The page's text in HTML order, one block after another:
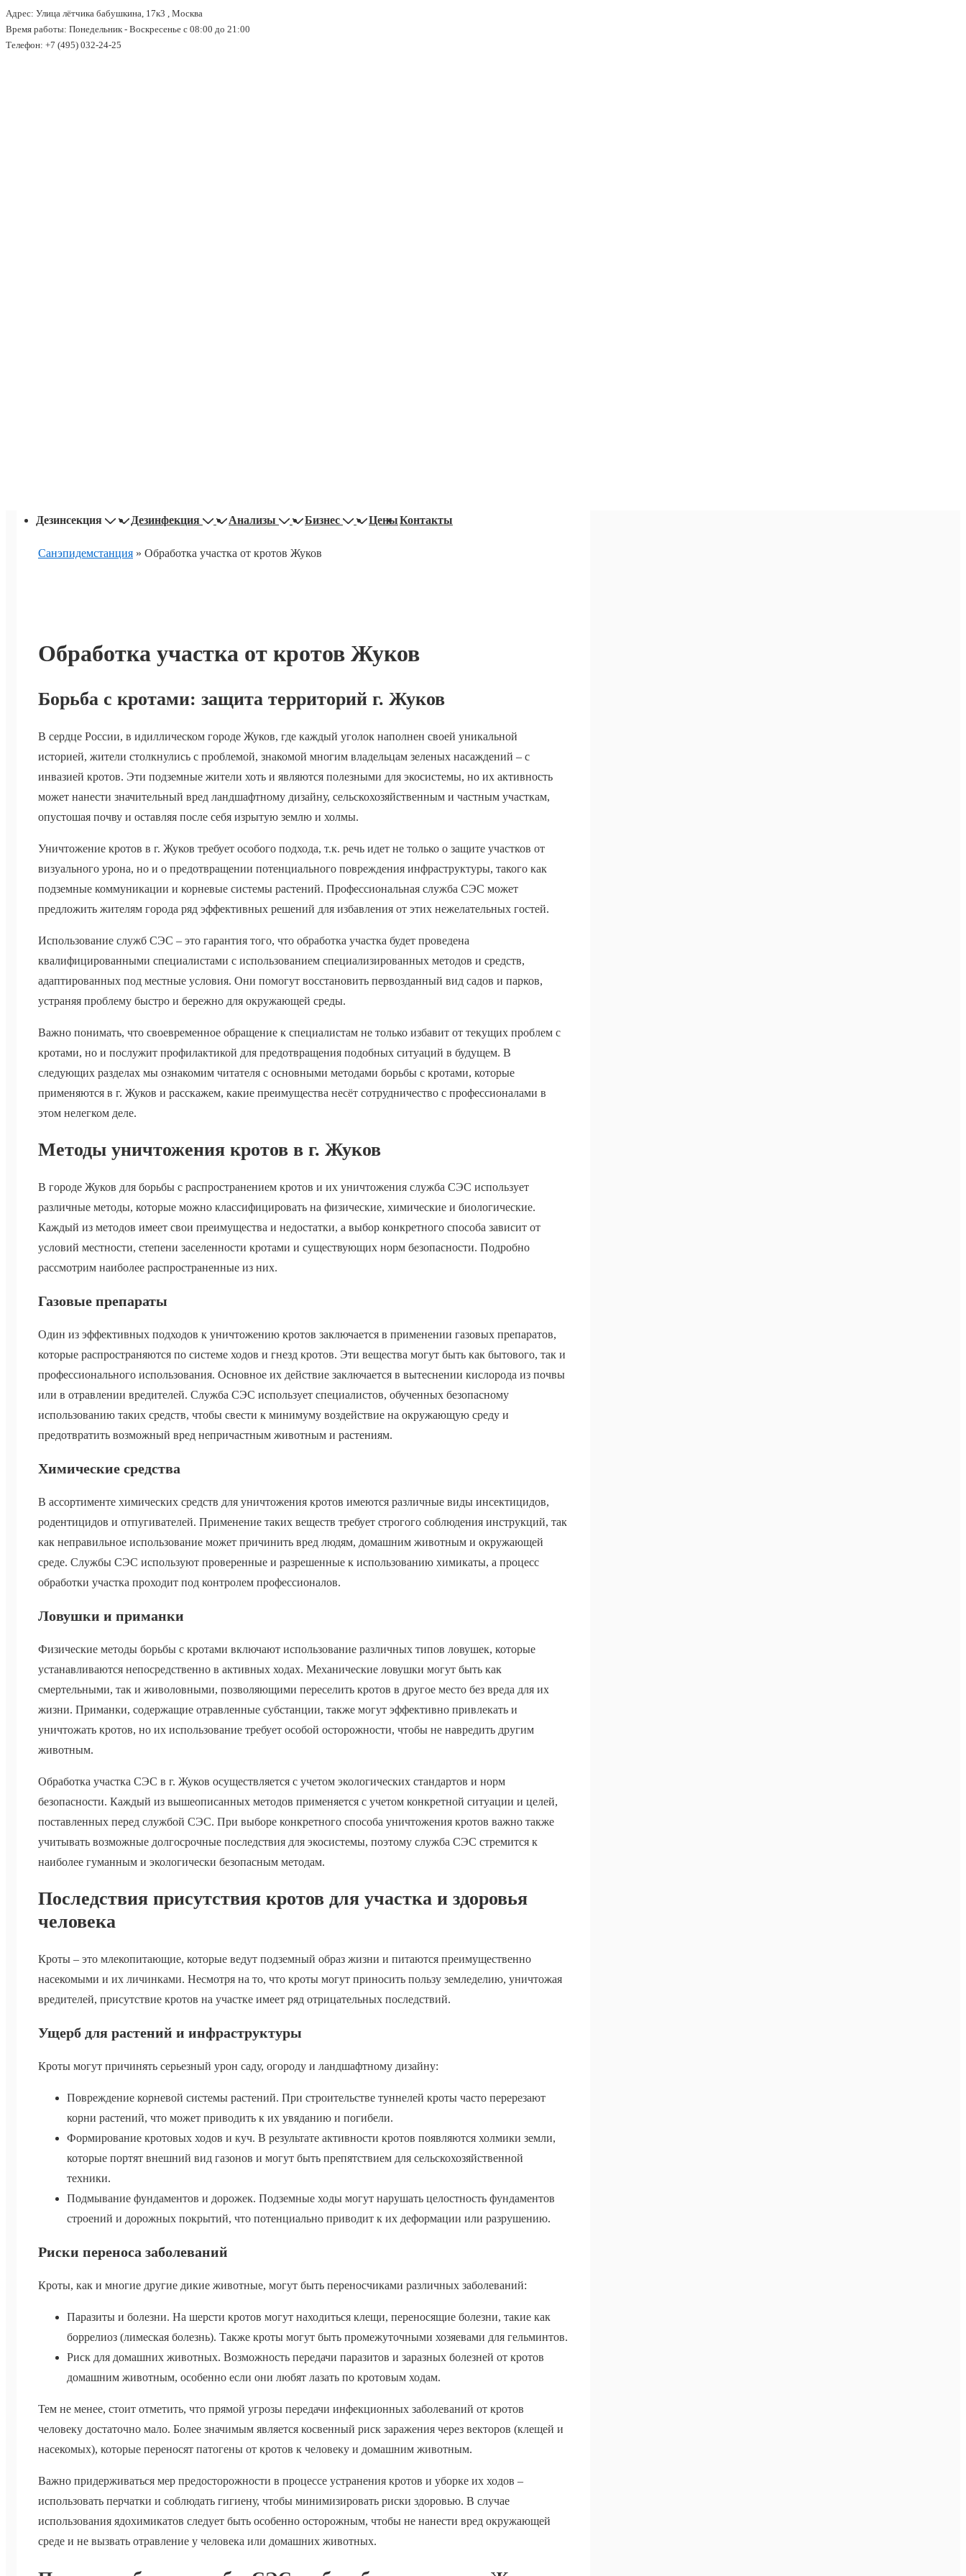
↓
Перейти
Адрес: Улица лётчика бабушкина, 17к3 , Москва
Время работы: Понедельник - Воскресенье с 08:00 до 21:00
Телефон: +7 (495) 032-24-25
ОсновнаяДезинсекция Дезинфекция Анализы Бизнес ЦеныКонтакты
Санэпидемстанция » Обработка участка от кротов Жуков
Обработка участка от кротов Жуков
Борьба с кротами: защита территорий г. Жуков
В сердце России, в идиллическом городе Жуков, где каждый уголок наполнен своей уникальной
историей, жители столкнулись с проблемой, знакомой многим владельцам зеленых насаждений – с
инвазией кротов. Эти подземные жители хоть и являются полезными для экосистемы, но их активность
может нанести значительный вред ландшафтному дизайну, сельскохозяйственным и частным участкам,
опустошая почву и оставляя после себя изрытую землю и холмы.
Уничтожение кротов в г. Жуков требует особого подхода, т.к. речь идет не только о защите участков от
визуального урона, но и о предотвращении потенциального повреждения инфраструктуры, такого как
подземные коммуникации и корневые системы растений. Профессиональная служба СЭС может
предложить жителям города ряд эффективных решений для избавления от этих нежелательных гостей.
Использование служб СЭС – это гарантия того, что обработка участка будет проведена
квалифицированными специалистами с использованием специализированных методов и средств,
адаптированных под местные условия. Они помогут восстановить первозданный вид садов и парков,
устраняя проблему быстро и бережно для окружающей среды.
Важно понимать, что своевременное обращение к специалистам не только избавит от текущих проблем с
кротами, но и послужит профилактикой для предотвращения подобных ситуаций в будущем. В
следующих разделах мы ознакомим читателя с основными методами борьбы с кротами, которые
применяются в г. Жуков и расскажем, какие преимущества несёт сотрудничество с профессионалами в
этом нелегком деле.
Методы уничтожения кротов в г. Жуков
В городе Жуков для борьбы с распространением кротов и их уничтожения служба СЭС использует
различные методы, которые можно классифицировать на физические, химические и биологические.
Каждый из методов имеет свои преимущества и недостатки, а выбор конкретного способа зависит от
условий местности, степени заселенности кротами и существующих норм безопасности. Подробно
рассмотрим наиболее распространенные из них.
Газовые препараты
Один из эффективных подходов к уничтожению кротов заключается в применении газовых препаратов,
которые распространяются по системе ходов и гнезд кротов. Эти вещества могут быть как бытового, так и
профессионального использования. Основное их действие заключается в вытеснении кислорода из почвы
или в отравлении вредителей. Служба СЭС использует специалистов, обученных безопасному
использованию таких средств, чтобы свести к минимуму воздействие на окружающую среду и
предотвратить возможный вред непричастным животным и растениям.
Химические средства
В ассортименте химических средств для уничтожения кротов имеются различные виды инсектицидов,
родентицидов и отпугивателей. Применение таких веществ требует строгого соблюдения инструкций, так
как неправильное использование может причинить вред людям, домашним животным и окружающей
среде. Службы СЭС используют проверенные и разрешенные к использованию химикаты, а процесс
обработки участка проходит под контролем профессионалов.
Ловушки и приманки
Физические методы борьбы с кротами включают использование различных типов ловушек, которые
устанавливаются непосредственно в активных ходах. Механические ловушки могут быть как
смертельными, так и живоловными, позволяющими переселить кротов в другое место без вреда для их
жизни. Приманки, содержащие отравленные субстанции, также могут эффективно привлекать и
уничтожать кротов, но их использование требует особой осторожности, чтобы не навредить другим
животным.
Обработка участка СЭС в г. Жуков осуществляется с учетом экологических стандартов и норм
безопасности. Каждый из вышеописанных методов применяется с учетом конкретной ситуации и целей,
поставленных перед службой СЭС. При выборе конкретного способа уничтожения кротов важно также
учитывать возможные долгосрочные последствия для экосистемы, поэтому служба СЭС стремится к
наиболее гуманным и экологически безопасным методам.
Последствия присутствия кротов для участка и здоровья
человека
Кроты – это млекопитающие, которые ведут подземный образ жизни и питаются преимущественно
насекомыми и их личинками. Несмотря на то, что кроты могут приносить пользу земледелию, уничтожая
вредителей, присутствие кротов на участке имеет ряд отрицательных последствий.
Ущерб для растений и инфраструктуры
Кроты могут причинять серьезный урон саду, огороду и ландшафтному дизайну:
Повреждение корневой системы растений. При строительстве туннелей кроты часто перерезают
корни растений, что может приводить к их увяданию и погибели.
Формирование кротовых ходов и куч. В результате активности кротов появляются холмики земли,
которые портят внешний вид газонов и могут быть препятствием для сельскохозяйственной
техники.
Подмывание фундаментов и дорожек. Подземные ходы могут нарушать целостность фундаментов
строений и дорожных покрытий, что потенциально приводит к их деформации или разрушению.
Риски переноса заболеваний
Кроты, как и многие другие дикие животные, могут быть переносчиками различных заболеваний:
Паразиты и болезни. На шерсти кротов могут находиться клещи, переносящие болезни, такие как
боррелиоз (лимеская болезнь). Также кроты могут быть промежуточными хозяевами для гельминтов.
Риск для домашних животных. Возможность передачи паразитов и заразных болезней от кротов
домашним животным, особенно если они любят лазать по кротовым ходам.
Тем не менее, стоит отметить, что прямой угрозы передачи инфекционных заболеваний от кротов
человеку достаточно мало. Более значимым является косвенный риск заражения через векторов (клещей и
насекомых), которые переносят патогены от кротов к человеку и домашним животным.
Важно придерживаться мер предосторожности в процессе устранения кротов и уборке их ходов –
использовать перчатки и соблюдать гигиену, чтобы минимизировать риски здоровью. В случае
использования ядохимикатов следует быть особенно осторожным, чтобы не нанести вред окружающей
среде и не вызвать отравление у человека или домашних животных.